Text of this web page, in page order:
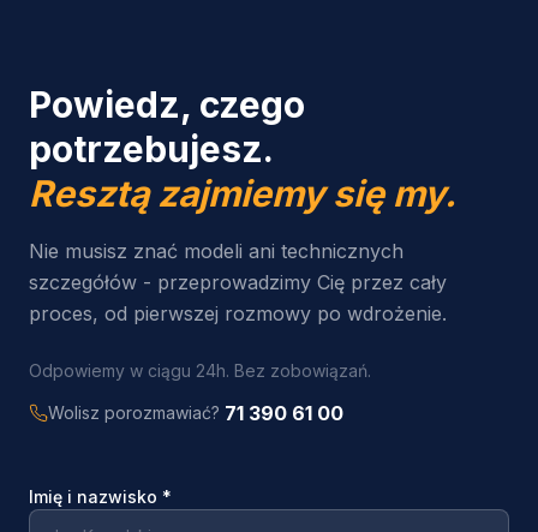
Powiedz, czego
potrzebujesz.
Resztą zajmiemy się my.
Nie musisz znać modeli ani technicznych
szczegółów - przeprowadzimy Cię przez cały
proces, od pierwszej rozmowy po wdrożenie.
Odpowiemy w ciągu 24h. Bez zobowiązań.
Wolisz porozmawiać? 71 390 61 00
Imię i nazwisko *